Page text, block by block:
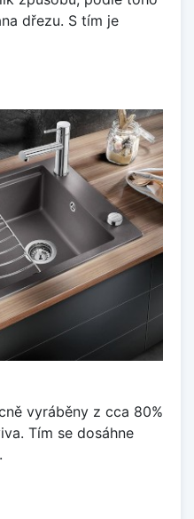
dřezu. S tím je
vyráběny z cca 80%
Tím se dosáhne